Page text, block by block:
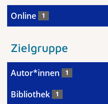
Online 1
Zielgruppe
Autor*innen 1
Bibliothek 1